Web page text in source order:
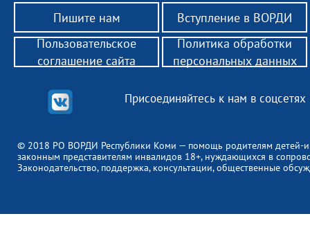
Пишите нам Вступление в ВОРДИ
© 2018 РО ВОРДИ Республики Коми — помощь родителям детей-
законным представителям инвалидов 18+, нуждающихся в
Законодательство, поддержка, консультации, общественные
Присоединяйтесь к нам в соцсетях
Пользовательское
соглашение сайта
Политика обработки
персональных данных